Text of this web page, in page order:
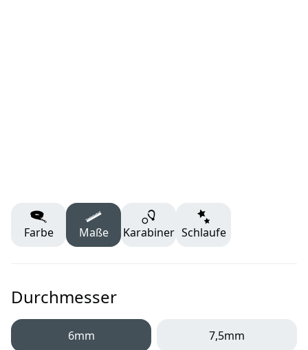
Farbe Maße Karabiner Schlaufe
Durchmesser
6mm 7,5mm